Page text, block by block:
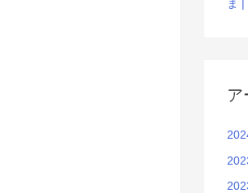
ま
ア